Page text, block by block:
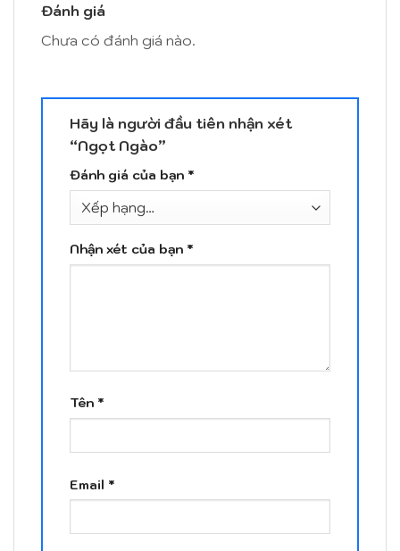
Đánh giá
Chưa có đánh giá nào.
Hãy là người đầu tiên nhận xét
“Ngọt Ngào”
Đánh giá của bạn *
Nhận xét của bạn *
Tên *
Email *